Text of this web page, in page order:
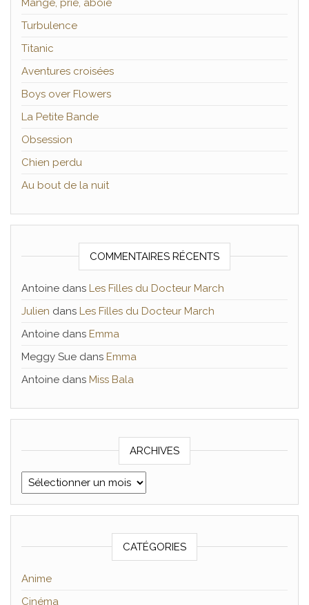
Mange, prie, aboie
Turbulence
Titanic
Aventures croisées
Boys over Flowers
La Petite Bande
Obsession
Chien perdu
Au bout de la nuit
COMMENTAIRES RÉCENTS
Antoine dans Les Filles du Docteur March
Julien dans Les Filles du Docteur March
Antoine dans Emma
Meggy Sue dans Emma
Antoine dans Miss Bala
ARCHIVES
Archives
CATÉGORIES
Anime
Cinéma